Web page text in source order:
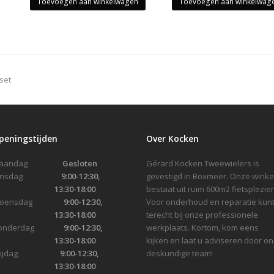
Gesloten
9:00-12:30,
13:30-18:00
9:00-12:30,
13:30-18:00
9:00-12:30,
13:30-18:00
9:00-12:30,
13:30-18:00
Over Kocken
Gérard Kocken Tweewielers is
gevestigd in Boxmeer. Onze
bestaat uit ruim 600m2
Voor onderhoud en reparatie
terecht bij onze professionele
werkplaats. Kortom, kom eens
kijken en laat u adviseren door
deskundige team!